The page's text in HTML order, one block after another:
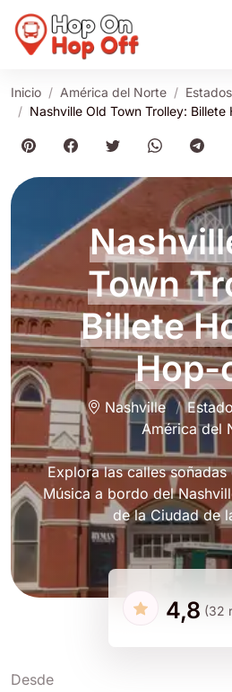
Inicio América del Norte
Nashville Old Town Trolley:
Town
Billete
Hop-
Nashville
América del
Explora las calles
Música a bordo del
de la Ciudad de
4,8 (32
Desde